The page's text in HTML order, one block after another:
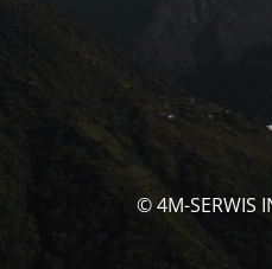
© 4M-SERWIS